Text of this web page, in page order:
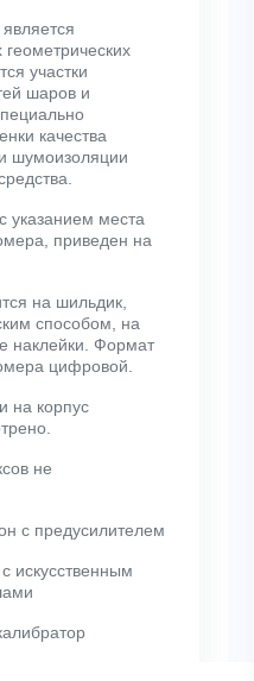
участки
шаров и
качества
шумоизоляции
указанием места
приведен на
на шильдик,
способом, на
наклейки. Формат
цифровой.
на корпус
не
с предусилителем
искусственным